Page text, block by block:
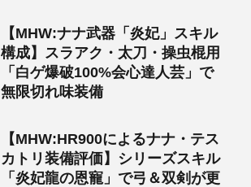
【MHW:ナナ武器「炎妃」スキル
構成】スラアク・太刀・操虫棍用
「白ゲ爆破100%会心達人芸」で
無限切れ味装備
【MHW:HR900によるナナ・テス
カトリ装備評価】シリーズスキル
「炎妃龍の恩寵」で弓＆双剣が更